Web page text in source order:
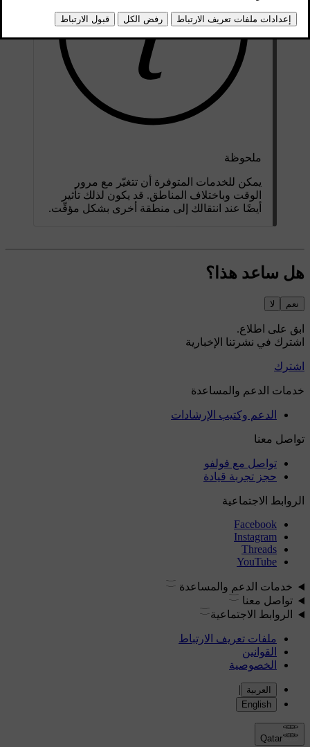
ملحوظة
يمكن للخدمات المتوفرة أن تتغيّر مع مرور
الوقت وباختلاف المناطق. قد يكون لذلك تأثير
أيضًا عند انتقالك إلى منطقة أخرى بشكل مؤقّت.
هل ساعد هذا؟
نعم لا